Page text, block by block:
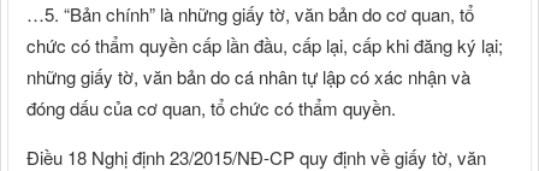
…5. “Bản chính” là những giấy tờ, văn bản do cơ quan, tổ
chức có thẩm quyền cấp lần đầu, cấp lại, cấp khi đăng ký lại;
những giấy tờ, văn bản do cá nhân tự lập có xác nhận và
đóng dấu của cơ quan, tổ chức có thẩm quyền.
Điều 18 Nghị định 23/2015/NĐ-CP quy định về giấy tờ, văn